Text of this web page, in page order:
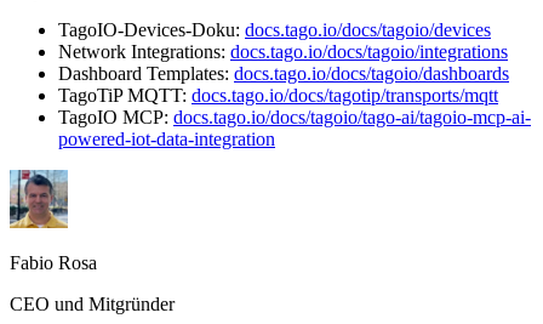
TagoIO-Devices-Doku: docs.tago.io/docs/tagoio/devices
Network Integrations: docs.tago.io/docs/tagoio/integrations
Dashboard Templates: docs.tago.io/docs/tagoio/dashboards
TagoTiP MQTT: docs.tago.io/docs/tagotip/transports/mqtt
TagoIO MCP: docs.tago.io/docs/tagoio/tago-ai/tagoio-mcp-ai-
powered-iot-data-integration
Fabio Rosa
CEO und Mitgründer